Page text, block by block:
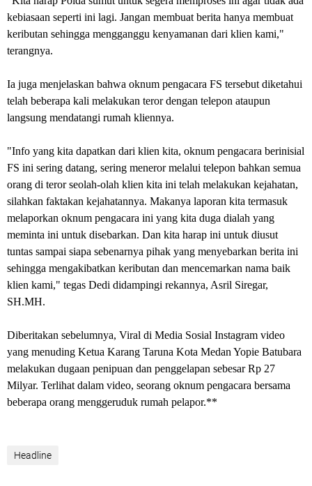
kebiasaan seperti ini lagi. Jangan membuat berita hanya membuat
keributan sehingga mengganggu kenyamanan dari klien kami,"
terangnya.
Ia juga menjelaskan bahwa oknum pengacara FS tersebut diketahui
telah beberapa kali melakukan teror dengan telepon ataupun
langsung mendatangi rumah kliennya.
"Info yang kita dapatkan dari klien kita, oknum pengacara berinisial
FS ini sering datang, sering meneror melalui telepon bahkan semua
orang di teror seolah-olah klien kita ini telah melakukan kejahatan,
silahkan faktakan kejahatannya. Makanya laporan kita termasuk
melaporkan oknum pengacara ini yang kita duga dialah yang
meminta ini untuk disebarkan. Dan kita harap ini untuk diusut
tuntas sampai siapa sebenarnya pihak yang menyebarkan berita ini
sehingga mengakibatkan keributan dan mencemarkan nama baik
klien kami," tegas Dedi didampingi rekannya, Asril Siregar,
SH.MH.
Diberitakan sebelumnya, Viral di Media Sosial Instagram video
yang menuding Ketua Karang Taruna Kota Medan Yopie Batubara
melakukan dugaan penipuan dan penggelapan sebesar Rp 27
Milyar. Terlihat dalam video, seorang oknum pengacara bersama
beberapa orang menggeruduk rumah pelapor.**
Headline